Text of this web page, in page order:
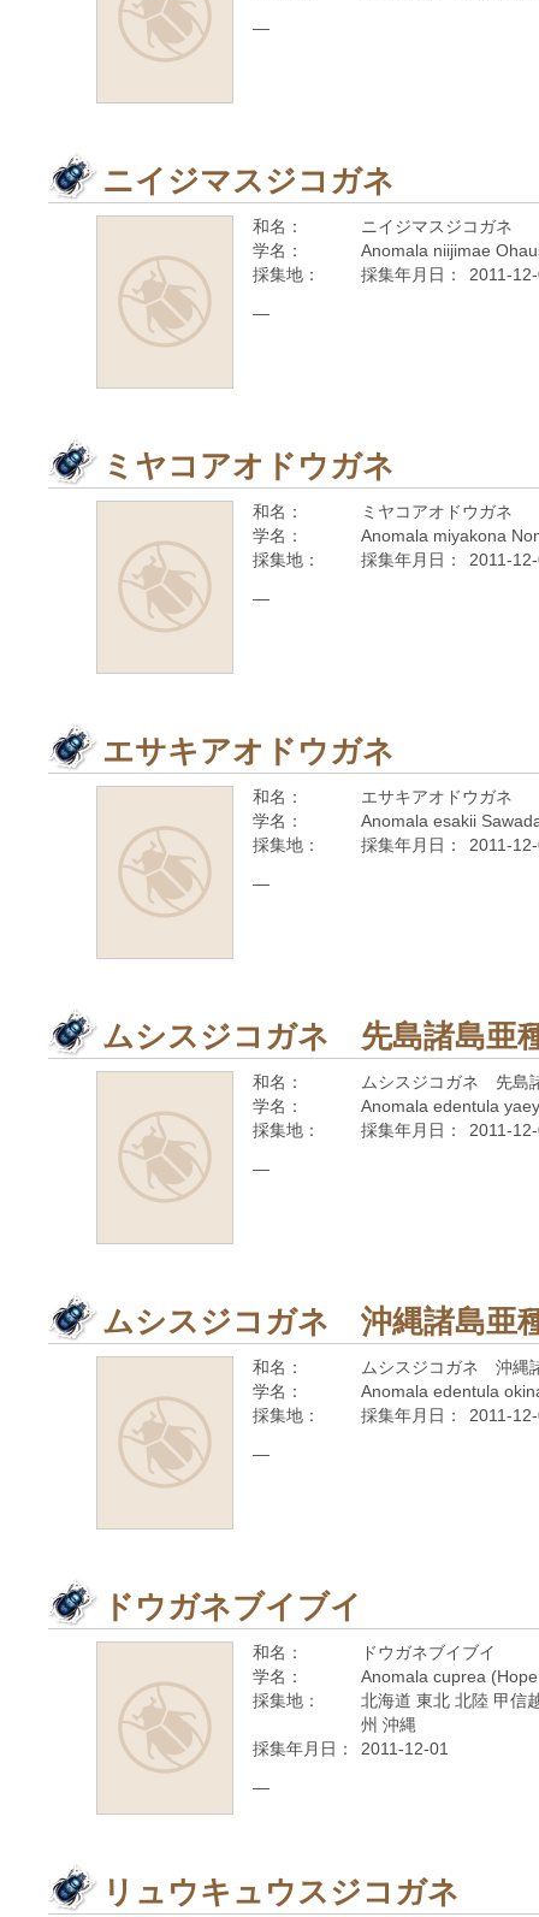
—
ニイジマスジコガネ
和名：
ニイジマスジコガネ
学名：
Anomala niijimae
採集地：
採集年月日： 2011-
—
ミヤコアオドウガネ
和名：
ミヤコアオドウガネ
学名：
Anomala miyakona
採集地：
採集年月日： 2011-
—
エサキアオドウガネ
和名：
エサキアオドウガネ
学名：
Anomala esakii
採集地：
採集年月日： 2011-
—
ムシスジコガネ 先島諸島亜
和名：
ムシスジコガネ 先島
学名：
Anomala edentula
採集地：
採集年月日： 2011-
—
ムシスジコガネ 沖縄諸島亜
和名：
ムシスジコガネ 沖縄
学名：
Anomala edentula
採集地：
採集年月日： 2011-
—
ドウガネブイブイ
和名：
ドウガネブイブイ
学名：
Anomala cuprea
採集地：
北海道 東北 北陸 甲信
州 沖縄
採集年月日：
2011-12-01
—
リュウキュウスジコガネ